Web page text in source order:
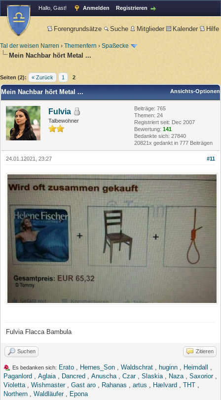
Hallo, Gast! Anmelden Registrieren
Forengrundsätze Suche Mitglieder Kalender Hilfe
Tal der weisen Narren › Themenfern › Spaßecke
Mein Nachbar hört Metal ...
Seiten (2): « Zurück 1 2
Ansichts-Optionen
Mein Nachbar hört Metal ...
Fulvia
Talbewohner
Beiträge: 765
Themen: 24
Registriert seit: Dec 2007
Bewertung: 141
Bedankte sich: 27840
20821x gedankt in 777 Beiträgen
#11
24.01.12021, 23:27
Fulvia Flacca Bambula
Suchen Zitieren
Es bedanken sich: Erato Hernes_Son Waldschrat huginn Heimdall
Paganlord
Aglaia Dancred Anuscha Czar, Slaskia Naza Saxorior,
Violetta
Wishmaster, Gast aro Rahanas artus Hælvard THT
Northern
Waldläufer, Epona